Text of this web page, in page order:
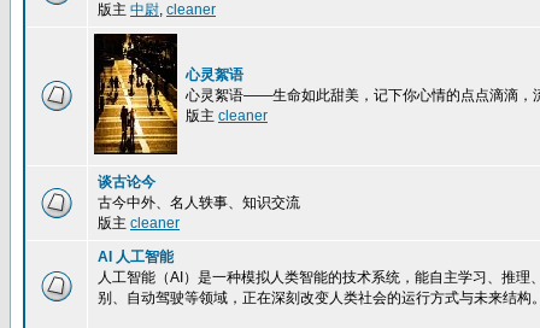
版主 中尉, cleaner
心灵絮语
心灵絮语——生命如此甜美，记下你心情的点点滴滴，
版主 cleaner
谈古论今
古今中外、名人轶事、知识交流
版主 cleaner
AI 人工智能
人工智能（AI）是一种模拟人类智能的技术系统，能自主学习、推
别、自动驾驶等领域，正在深刻改变人类社会的运行方式与未来结构